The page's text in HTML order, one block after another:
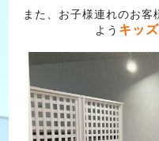
また、お子様連れのお客
よう キッ